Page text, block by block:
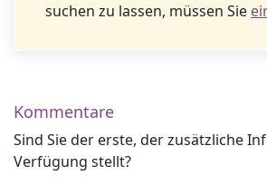
suchen zu lassen, müssen Sie
Kommentare
Sind Sie der erste, der zusätzliche
Verfügung stellt?